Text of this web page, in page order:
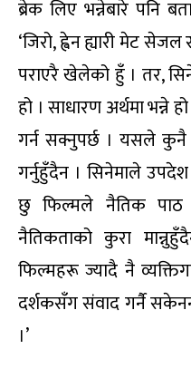
ब्रेक लिए भन्नेबारे पनि
‘जिरो, ह्वेन ह्यारी मेट
पराएरै खेलेको हुँ । तर,
हो । साधारण अर्थमा
गर्न सक्नुपर्छ । यसले कुनै
गर्नुहुँदैन । सिनेमाले
छु फिल्मले नैतिक पाठ
नैतिकताको कुरा
फिल्महरू ज्यादै नै
दर्शकसँग संवाद गर्नै
।’